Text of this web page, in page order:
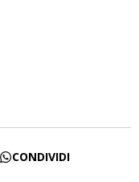
CONDIVIDI